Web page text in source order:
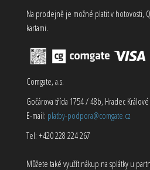
Na prodejně je možné platit v hotovosti,
kartami.
Comgate, a.s.
Gočárova třída 1754 / 48b, Hradec Králové
E-mail: platby-podpora@comgate.cz
Tel: +420 228 224 267
Můžete také využít nákup na splátky u